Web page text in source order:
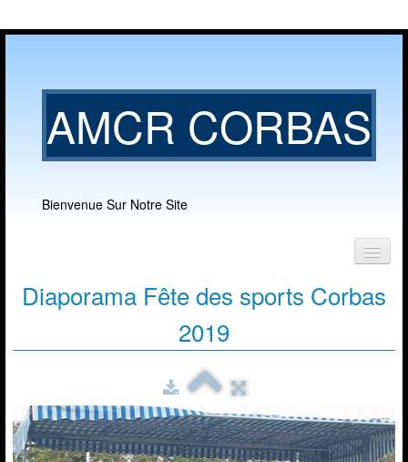
AMCR CORBAS
Bienvenue Sur Notre Site
Accueil
News de l'AMCR
Calendrier AMCR
Diaporama Fête des sports Corbas
2019